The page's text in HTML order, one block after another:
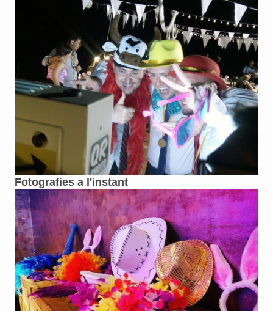
Fotografies a l'instant